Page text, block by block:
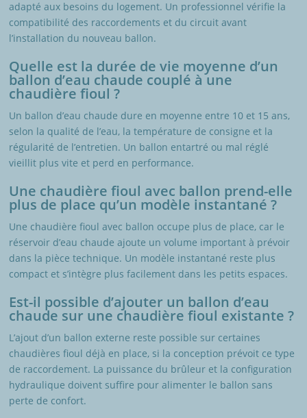
adapté aux besoins du logement. Un professionnel vérifie la
compatibilité des raccordements et du circuit avant
l’installation du nouveau ballon.
Quelle est la durée de vie moyenne d’un
ballon d’eau chaude couplé à une
chaudière fioul ?
Un ballon d’eau chaude dure en moyenne entre 10 et 15 ans,
selon la qualité de l’eau, la température de consigne et la
régularité de l’entretien. Un ballon entartré ou mal réglé
vieillit plus vite et perd en performance.
Une chaudière fioul avec ballon prend-elle
plus de place qu’un modèle instantané ?
Une chaudière fioul avec ballon occupe plus de place, car le
réservoir d’eau chaude ajoute un volume important à prévoir
dans la pièce technique. Un modèle instantané reste plus
compact et s’intègre plus facilement dans les petits espaces.
Est-il possible d’ajouter un ballon d’eau
chaude sur une chaudière fioul existante ?
L’ajout d’un ballon externe reste possible sur certaines
chaudières fioul déjà en place, si la conception prévoit ce type
de raccordement. La puissance du brûleur et la configuration
hydraulique doivent suffire pour alimenter le ballon sans
perte de confort.